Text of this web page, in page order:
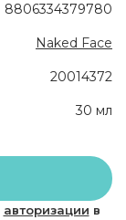
8806334379780
Naked Face
20014372
30 мл
авторизации в